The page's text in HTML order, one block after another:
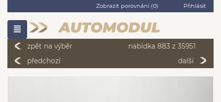
Zobrazit porovnání (0) Přihlásit
zpět na výběr
nabídka 883 z 35951
předchozí
další